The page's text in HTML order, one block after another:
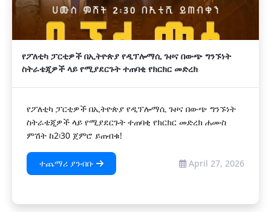
የፖለቲካ ፓርቲዎች በኢትዮጵያ የዲፕሎማሲ ጉዞና በውጭ ግንኙነት
ስትራቴጂዎች ላይ የሚያደርጉት ተጠባቂ የክርክር መድረክ
የፖለቲካ ፓርቲዎች በኢትዮጵያ የዲፕሎማሲ ጉዞና በውጭ ግንኙነት
ስትራቴጂዎች ላይ የሚያደርጉት ተጠባቂ የክርክር መድረክ ሐሙስ
ምሽት ከ2፡30 ጀምሮ ይጠብቁ!
ተጨማሪ ያንብቡ April 27, 2026